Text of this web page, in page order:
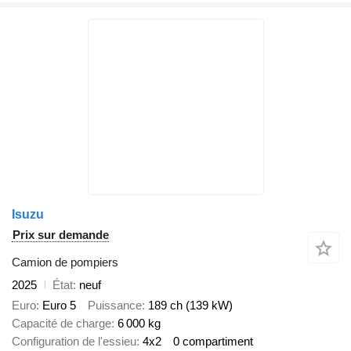
Isuzu
Prix sur demande
Camion de pompiers
2025
État neuf
Euro Euro 5 Puissance 189 ch (139 kW)
Capacité de charge 6 000 kg
Configuration de l'essieu 4x2 0 compartiment